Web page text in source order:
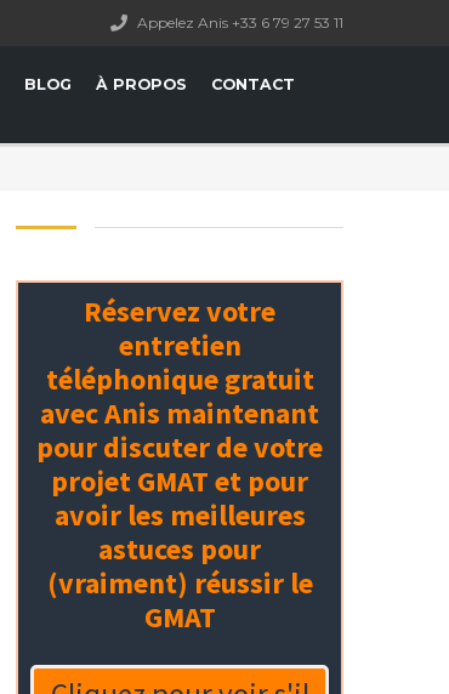
Appelez Anis +33 6 79 27 53 11
BLOG À PROPOS CONTACT